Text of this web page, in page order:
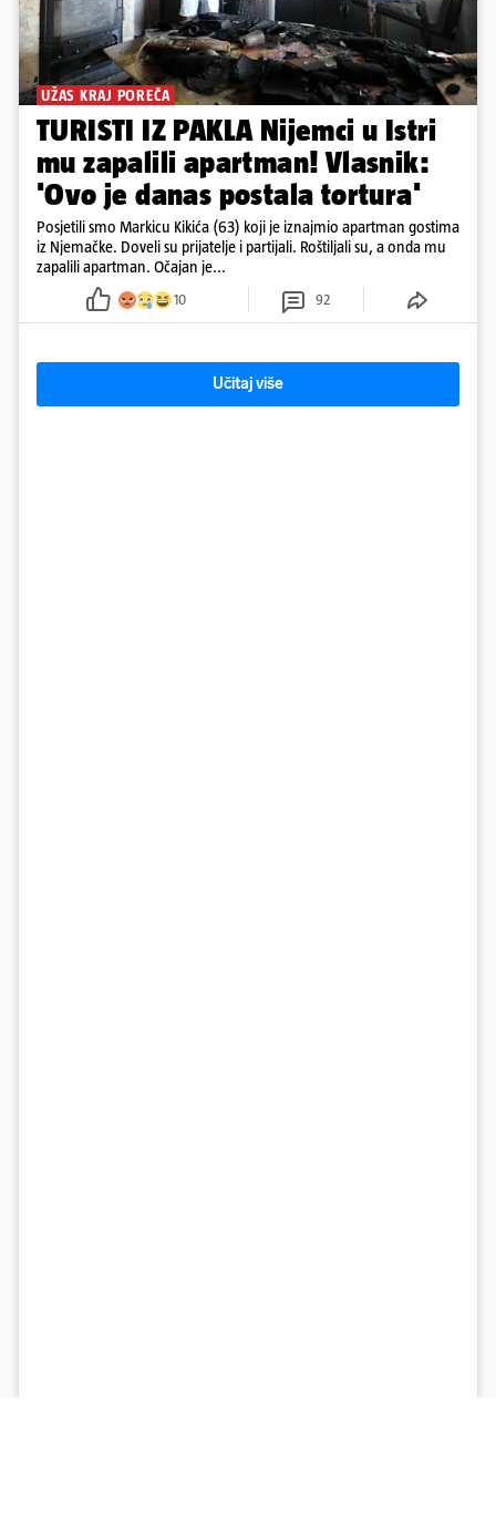
UŽAS KRAJ POREČA
TURISTI IZ PAKLA Nijemci u Istri
mu zapalili apartman! Vlasnik:
'Ovo je danas postala tortura'
Posjetili smo Markicu Kikića (63) koji je iznajmio apartman gostima
iz Njemačke. Doveli su prijatelje i partijali. Roštiljali su, a onda mu
zapalili apartman. Očajan je...
10 92
Učitaj više